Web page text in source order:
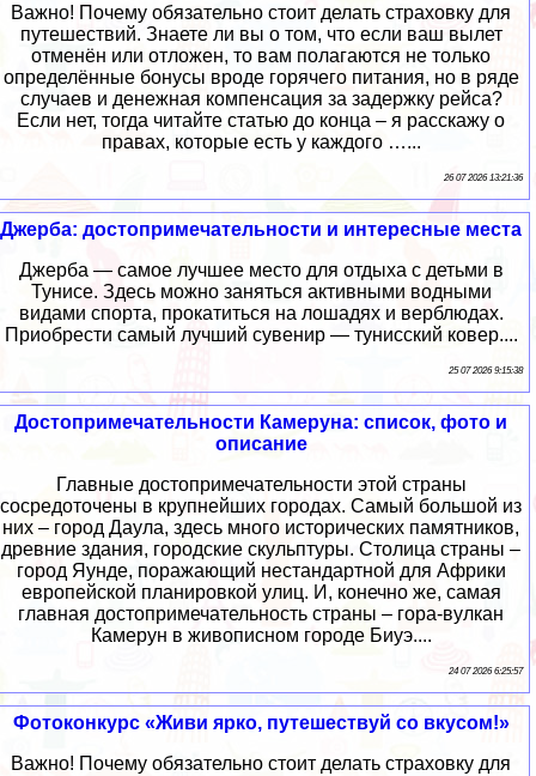
Важно! Почему обязательно стоит делать страховку для
путешествий. Знаете ли вы о том, что если ваш вылет
отменён или отложен, то вам полагаются не только
определённые бонусы вроде горячего питания, но в ряде
случаев и денежная компенсация за задержку рейса?
Если нет, тогда читайте статью до конца – я расскажу о
правах, которые есть у каждого …...
26 07 2026 13:21:36
Джерба: достопримечательности и интересные места
Джерба — самое лучшее место для отдыха с детьми в
Тунисе. Здесь можно заняться активными водными
видами спорта, прокатиться на лошадях и верблюдах.
Приобрести самый лучший сувенир — тунисский ковер....
25 07 2026 9:15:38
Достопримечательности Камеруна: список, фото и
описание
Главные достопримечательности этой страны
сосредоточены в крупнейших городах. Самый большой из
них – город Даула, здесь много исторических памятников,
древние здания, городские скульптуры. Столица страны –
город Яунде, поражающий нестандартной для Африки
европейской планировкой улиц. И, конечно же, самая
главная достопримечательность страны – гора-вулкан
Камерун в живописном городе Биуэ....
24 07 2026 6:25:57
Фотоконкурс «Живи ярко, путешествуй со вкусом!»
Важно! Почему обязательно стоит делать страховку для